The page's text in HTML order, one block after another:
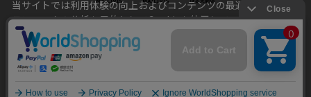
当サイトでは利用体験の向上およびコンテンツの最適な提供、ト
ラフィックの分析を目的としてCookieを使用しています。
サイトの閲覧を継続された場合、Cookieの利用に同意したことも
のといたします。
詳細についてはプライバシーポリシー
をご確認ください。
承諾する